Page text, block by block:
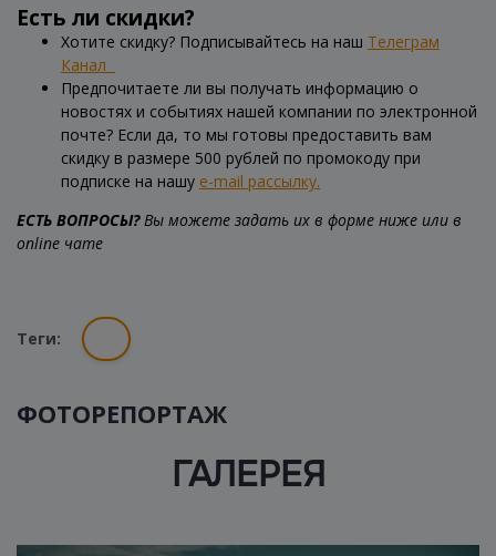
Есть ли скидки?
Хотите скидку? Подписывайтесь на наш Телеграм
Канал
Предпочитаете ли вы получать информацию о
новостях и событиях нашей компании по электронной
почте? Если да, то мы готовы предоставить вам
скидку в размере 500 рублей по промокоду при
подписке на нашу e-mail рассылку.
ЕСТЬ ВОПРОСЫ?Вы можете задать их в форме ниже или в
online чате
Теги:
ФОТОРЕПОРТАЖ
ГАЛЕРЕЯ